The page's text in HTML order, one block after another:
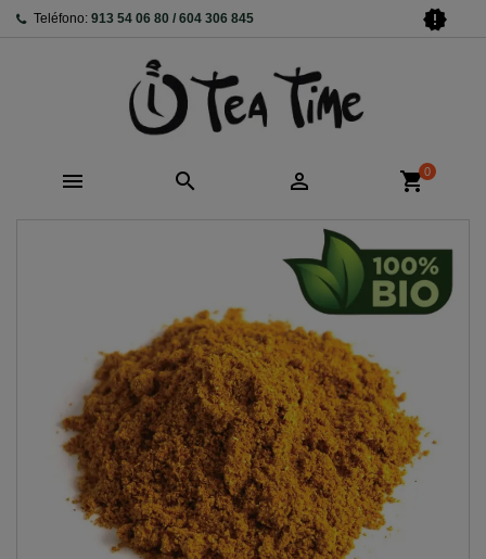
Teléfono: 913 54 06 80 / 604 306 845 new_releases
   shopping_cart0